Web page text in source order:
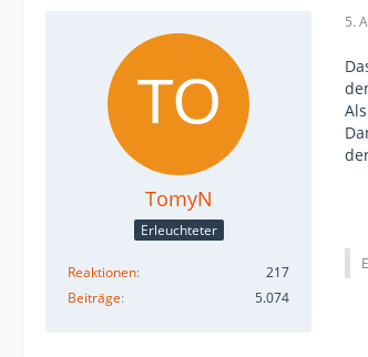
TomyN
Erleuchteter
Reaktionen
217
Beiträge
5.074
5.